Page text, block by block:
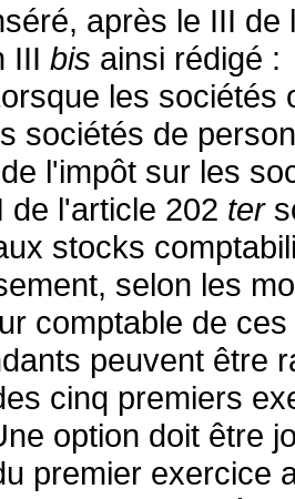
après le III
III bis ainsi rédigé :
les sociétés
sociétés de
l'impôt sur les
de l'article 202 ter
stocks
selon les
comptable de
peuvent être
cinq premiers
option doit être
premier exercice